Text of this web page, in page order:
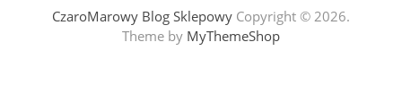
CzaroMarowy Blog SklepowyCopyright © 2026.
Theme by MyThemeShop